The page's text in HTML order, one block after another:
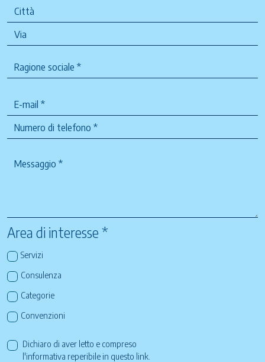
Area di interesse *
Servizi
Consulenza
Categorie
Convenzioni
Dichiaro di aver letto e compreso
l'informativa reperibile in questo link